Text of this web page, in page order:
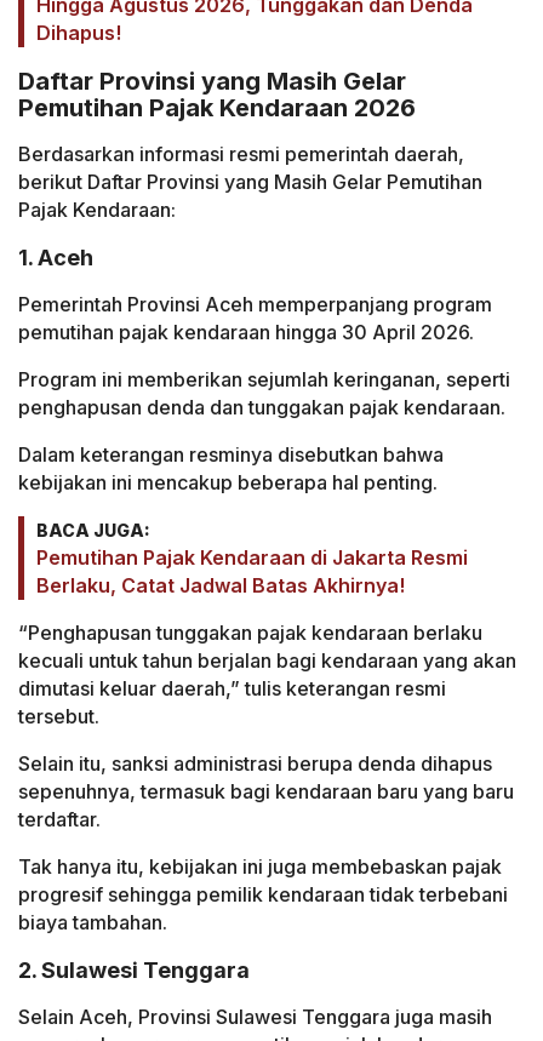
Hingga Agustus 2026, Tunggakan dan Denda
Dihapus!
Daftar Provinsi yang Masih Gelar
Pemutihan Pajak Kendaraan 2026
Berdasarkan informasi resmi pemerintah daerah,
berikut Daftar Provinsi yang Masih Gelar Pemutihan
Pajak Kendaraan:
1. Aceh
Pemerintah Provinsi Aceh memperpanjang program
pemutihan pajak kendaraan hingga 30 April 2026.
Program ini memberikan sejumlah keringanan, seperti
penghapusan denda dan tunggakan pajak kendaraan.
Dalam keterangan resminya disebutkan bahwa
kebijakan ini mencakup beberapa hal penting.
BACA JUGA:
Pemutihan Pajak Kendaraan di Jakarta Resmi
Berlaku, Catat Jadwal Batas Akhirnya!
“Penghapusan tunggakan pajak kendaraan berlaku
kecuali untuk tahun berjalan bagi kendaraan yang akan
dimutasi keluar daerah,” tulis keterangan resmi
tersebut.
Selain itu, sanksi administrasi berupa denda dihapus
sepenuhnya, termasuk bagi kendaraan baru yang baru
terdaftar.
Tak hanya itu, kebijakan ini juga membebaskan pajak
progresif sehingga pemilik kendaraan tidak terbebani
biaya tambahan.
2. Sulawesi Tenggara
Selain Aceh, Provinsi Sulawesi Tenggara juga masih